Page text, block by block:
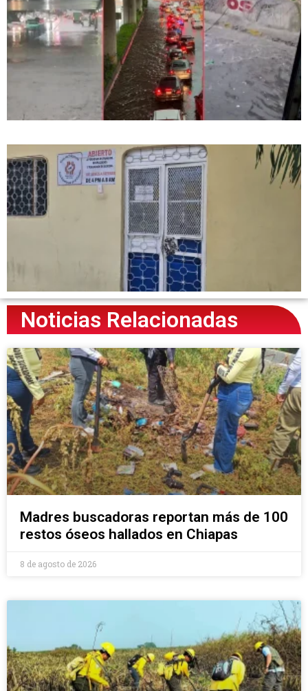
Noticias Relacionadas
Madres buscadoras reportan más de 100
restos óseos hallados en Chiapas
8 de agosto de 2026